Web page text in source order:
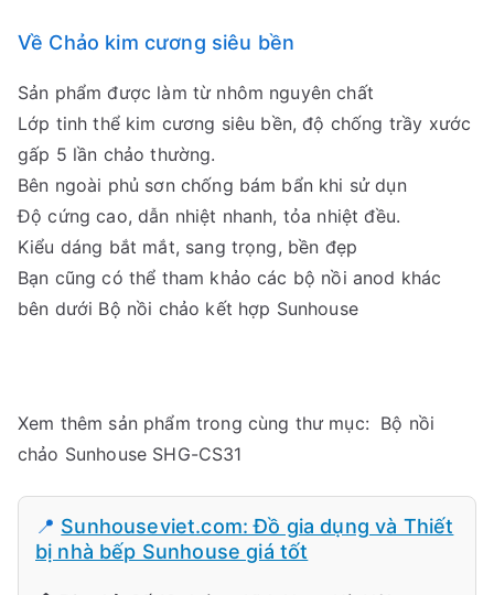
Về Chảo kim cương siêu bền
Sản phẩm được làm từ nhôm nguyên chất
Lớp tinh thể kim cương siêu bền, độ chống trầy xước
gấp 5 lần chảo thường.
Bên ngoài phủ sơn chống bám bẩn khi sử dụn
Độ cứng cao, dẫn nhiệt nhanh, tỏa nhiệt đều.
Kiểu dáng bắt mắt, sang trọng, bền đẹp
Bạn cũng có thể tham khảo các bộ nồi anod khác
bên dưới Bộ nồi chảo kết hợp Sunhouse
Xem thêm sản phẩm trong cùng thư mục: Bộ nồi
chảo Sunhouse SHG-CS31
📍 Sunhouseviet.com: Đồ gia dụng và Thiết
bị nhà bếp Sunhouse giá tốt